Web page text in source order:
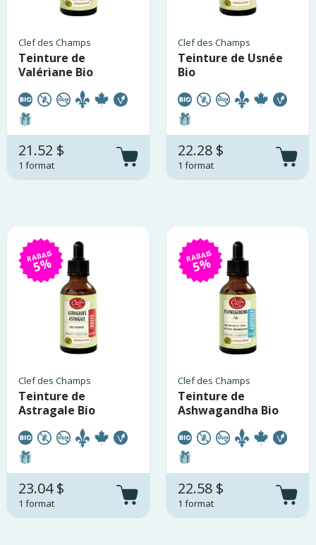
Clef des Champs
Teinture de
Valériane Bio
21.52 $
1 format
Clef des Champs
Teinture de Usnée
Bio
22.28 $
1 format
RABAIS
5%
Clef des Champs
Teinture de
Astragale Bio
23.04 $
1 format
RABAIS
5%
Clef des Champs
Teinture de
Ashwagandha Bio
22.58 $
1 format